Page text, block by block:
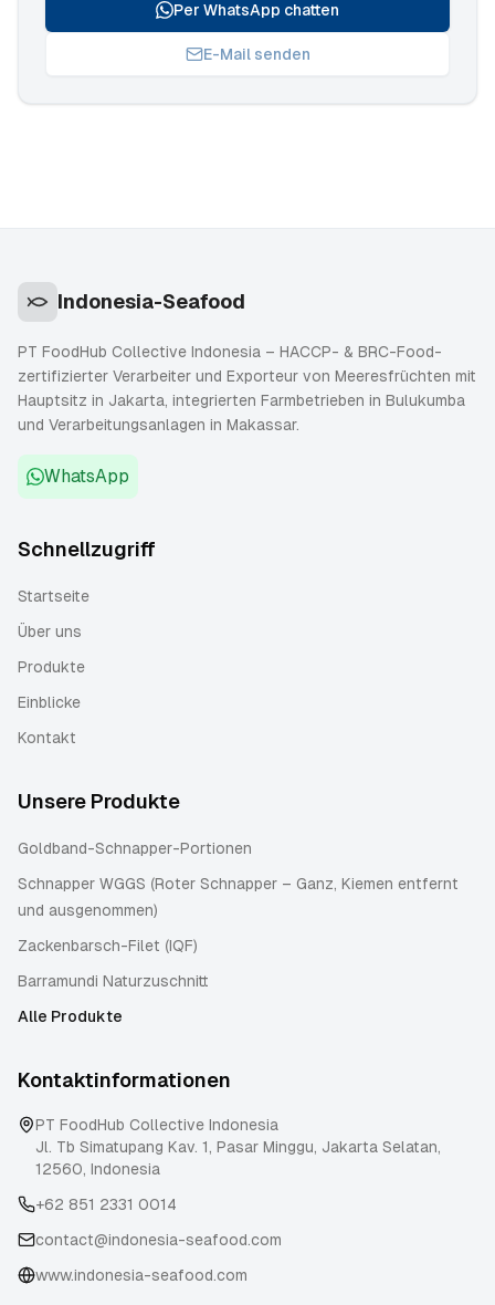
Per WhatsApp chatten
E-Mail senden
Indonesia-Seafood
PT FoodHub Collective Indonesia – HACCP- & BRC-Food-
zertifizierter Verarbeiter und Exporteur von Meeresfrüchten mit
Hauptsitz in Jakarta, integrierten Farmbetrieben in Bulukumba
und Verarbeitungsanlagen in Makassar.
WhatsApp
Schnellzugriff
Startseite
Über uns
Produkte
Einblicke
Kontakt
Unsere Produkte
Goldband-Schnapper-Portionen
Schnapper WGGS (Roter Schnapper – Ganz, Kiemen entfernt
und ausgenommen)
Zackenbarsch-Filet (IQF)
Barramundi Naturzuschnitt
Alle Produkte
Kontaktinformationen
PT FoodHub Collective Indonesia
Jl. Tb Simatupang Kav. 1, Pasar Minggu, Jakarta Selatan,
12560, Indonesia
+62 851 2331 0014
contact@indonesia-seafood.com
www.indonesia-seafood.com